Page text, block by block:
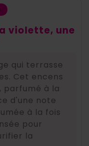
violette, une
qui terrasse
Cet encens
parfumé à la
d'une note
à la fois
pour
la